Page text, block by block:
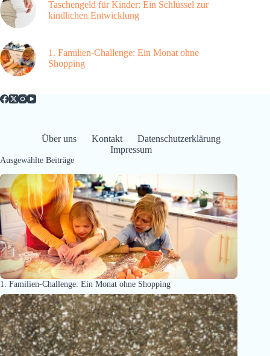
Taschengeld für Kinder: Ein Schlüssel zur
kindlichen Entwicklung
1. Familien-Challenge: Ein Monat ohne
Shopping
Über uns Kontakt
Datenschutzerklärung
Impressum
Ausgewählte Beiträge
1. Familien-Challenge: Ein Monat ohne Shopping